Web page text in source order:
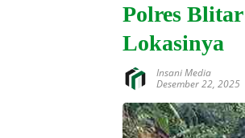
Polres
Lokasinya
Insani Media
Desember 22, 2025